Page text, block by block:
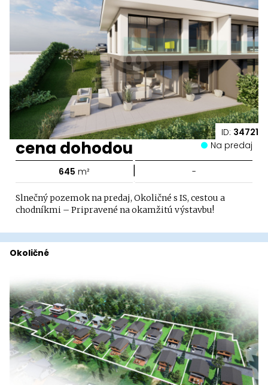
ID: 34721
cena dohodou Na predaj
645 m² | -
Slnečný pozemok na predaj, Okoličné s IS, cestou a
chodníkmi – Pripravené na okamžitú výstavbu!
Okoličné